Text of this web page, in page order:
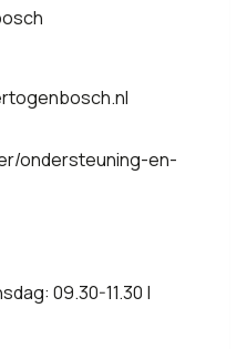
ondersteuning-en-
09.30-11.30 |